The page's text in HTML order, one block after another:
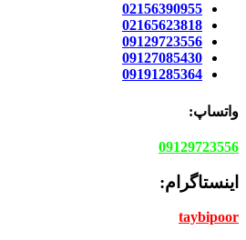
02156390955
02165623818
09129723556
09127085430
09191285364
واتساپ:
09129723556
اینستاگرام:
taybipoor